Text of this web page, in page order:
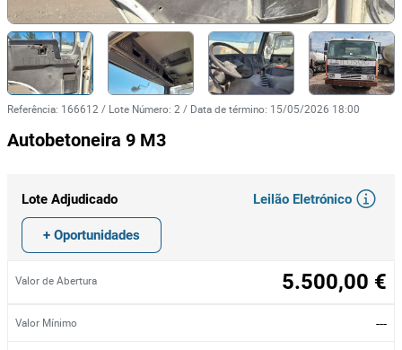
Referência: 166612 / Lote Número: 2 / Data de término: 15/05/2026 18:00
Autobetoneira 9 M3
Lote Adjudicado Leilão Eletrónico
+ Oportunidades
Valor de Abertura 5.500,00 €
Valor Mínimo ---